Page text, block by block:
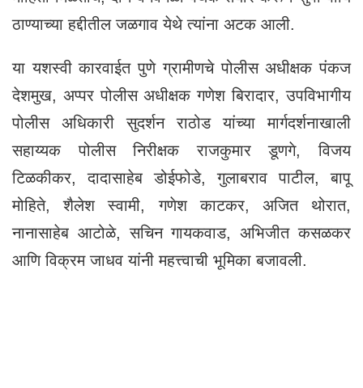
ठाण्याच्या हद्दीतील जळगाव येथे त्यांना अटक आली.
या यशस्वी कारवाईत पुणे ग्रामीणचे पोलीस अधीक्षक पंकज
देशमुख, अप्पर पोलीस अधीक्षक गणेश बिरादार, उपविभागीय
पोलीस अधिकारी सुदर्शन राठोड यांच्या मार्गदर्शनाखाली
सहाय्यक पोलीस निरीक्षक राजकुमार डूणगे, विजय
टिळकीकर, दादासाहेब डोईफोडे, गुलाबराव पाटील, बापू
मोहिते, शैलेश स्वामी, गणेश काटकर, अजित थोरात,
नानासाहेब आटोळे, सचिन गायकवाड, अभिजीत कसळकर
आणि विक्रम जाधव यांनी महत्त्वाची भूमिका बजावली.